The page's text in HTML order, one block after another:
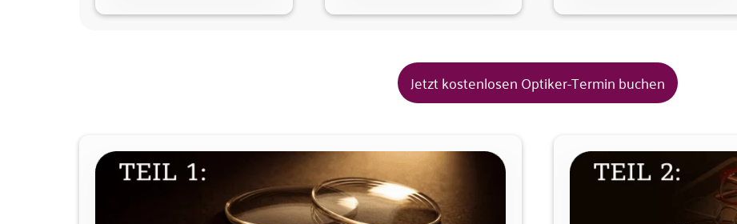
Jetzt kostenlosen Optiker-Termin buchen